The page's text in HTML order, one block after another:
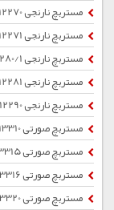
مستربچ نارنجی 12270
مستربچ نارنجی 12271
مستربچ نارنجی 12280/1
مستربچ نارنجی 12281
مستربچ نارنجی 12290
مستربچ صورتی 13310
مستربچ صورتی 13315
مستربچ صورتی 13316
مستربچ صورتی 13320